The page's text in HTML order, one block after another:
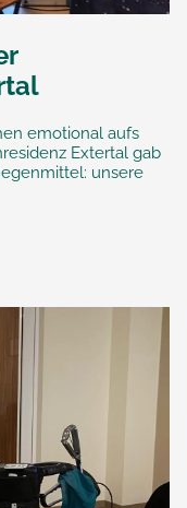
emotional aufs
Extertal gab
unsere